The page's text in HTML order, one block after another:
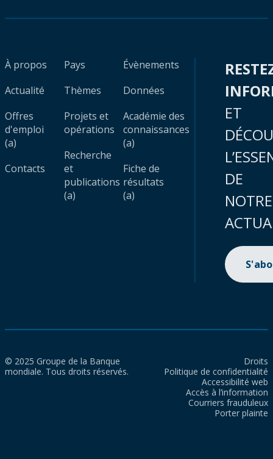
À propos
Actualité
Offres
d'emploi
(a)
Contacts
Pays
Thèmes
Projets et
opérations
Recherche
et
publications
(a)
Évènements
Données
Académie des
connaissances
(a)
Fiche de
résultats
(a)
ET
DE
NOTRE
© 2025 Groupe de la Banque
mondiale. Tous droits réservés.
Droits
Politique de confidentialité
Accessibilité web
Accès à l’information
Courriers frauduleux
Porter plainte